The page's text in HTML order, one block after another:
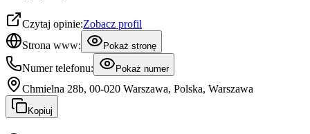
Czytaj opinie:Zobacz profil
Strona www:
Pokaż stronę
Numer telefonu: Pokaż numer
Chmielna 28b, 00-020 Warszawa, Polska, Warszawa
Kopiuj